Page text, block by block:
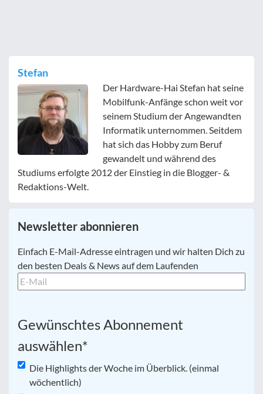
Stefan
Der Hardware-Hai Stefan hat seine
Mobilfunk-Anfänge schon weit vor
seinem Studium der Angewandten
Informatik unternommen. Seitdem
hat sich das Hobby zum Beruf
gewandelt und während des
Studiums erfolgte 2012 der Einstieg in die Blogger- &
Redaktions-Welt.
Newsletter abonnieren
E-
Mail *
Einfach E-Mail-Adresse eintragen und wir halten Dich zu
den besten Deals & News auf dem Laufenden
Gewünschtes Abonnement
auswählen*
Die Highlights der Woche im Überblick. (einmal
wöchentlich)